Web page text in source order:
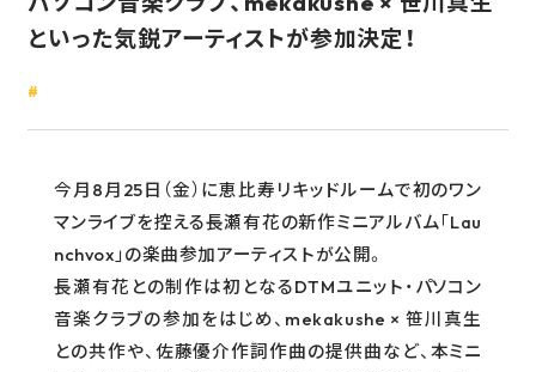
GOODS
GUIDELINE
PRIVACY POLICY
INFORMATION SECURITY POLICY
といった気鋭アーティストが参加決定！
今月8月25日（金）に恵比寿リキッドルームで初のワン
マンライブを控える長瀬有花の新作ミニアルバム「Lau
nchvox」の楽曲参加アーティストが公開。
長瀬有花との制作は初となるDTMユニット・パソコン
音楽クラブの参加をはじめ、mekakushe × 笹川真生
との共作や、佐藤優介作詞作曲の提供曲など、本ミニ